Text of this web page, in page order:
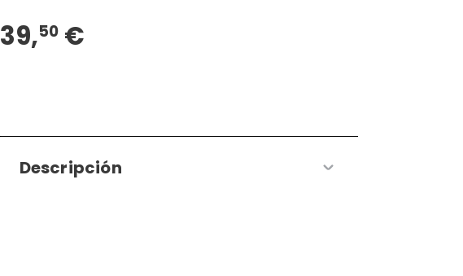
39,50 €
Descripción